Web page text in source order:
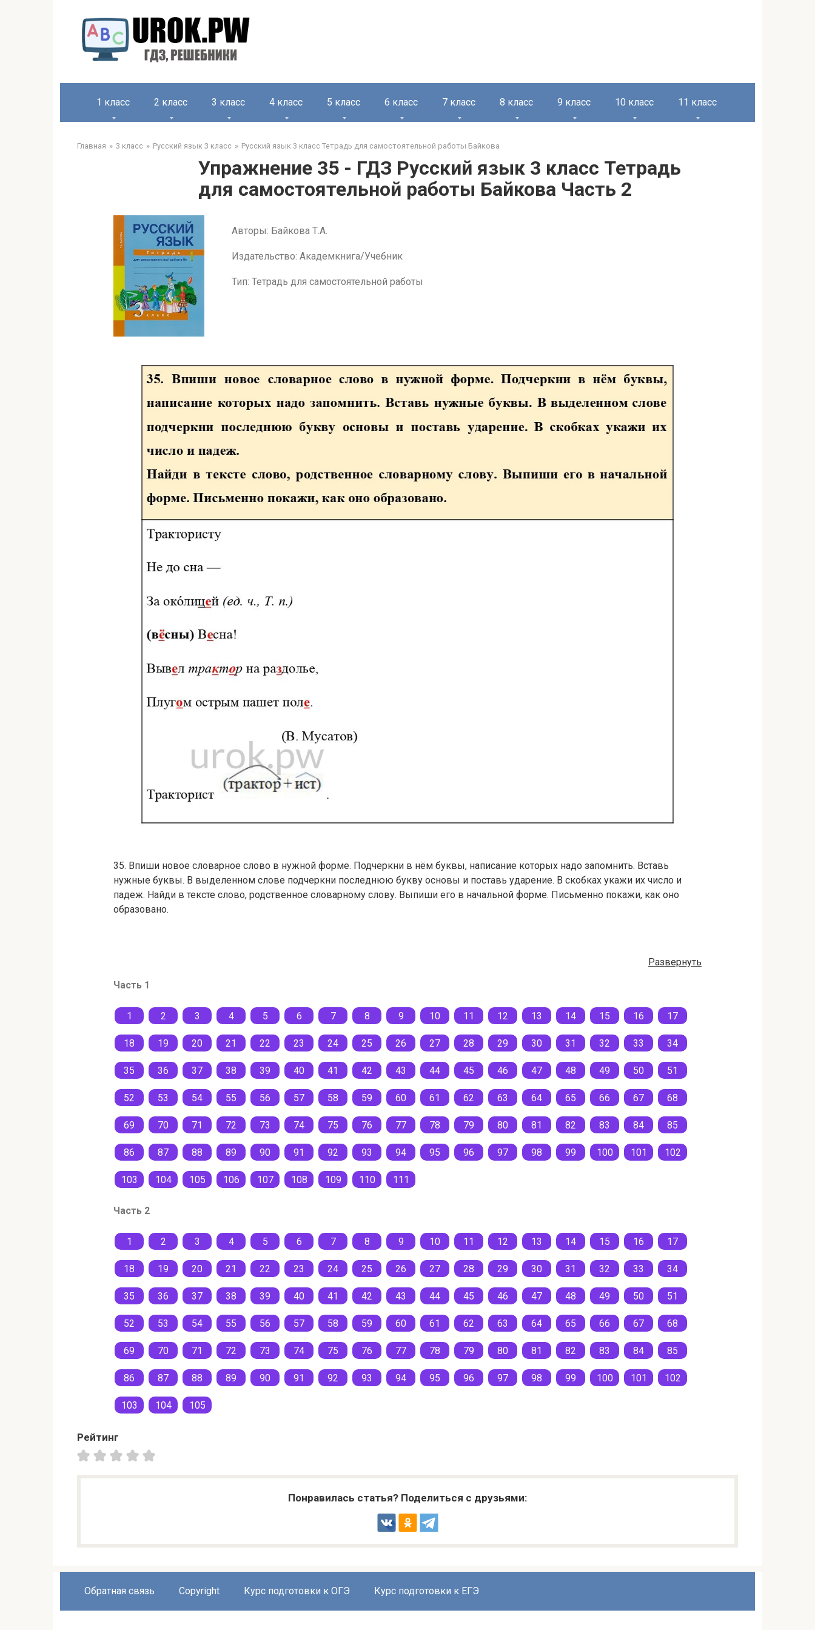
1 класс 2 класс 3 класс 4 класс 5 класс 6 класс 7 класс 8 класс 9 класс 10 класс 11 класс
Главная 3 класс Русский язык 3 класс Русский язык 3 класс Тетрадь для самостоятельной работы Байкова
Упражнение 35 - ГДЗ Русский язык 3 класс Тетрадь
для самостоятельной работы Байкова Часть 2
Авторы: Байкова Т.А.
Издательство: Академкнига/Учебник
Тип: Тетрадь для самостоятельной работы
35. Впиши новое словарное слово в нужной форме. Подчеркни в нём буквы, написание которых надо запомнить. Вставь
нужные буквы. В выделенном слове подчеркни последнюю букву основы и поставь ударение. В скобках укажи их число и
падеж. Найди в тексте слово, родственное словарному слову. Выпиши его в начальной форме. Письменно покажи, как оно
образовано.
Развернуть
Часть 1
1 2 3 4 5 6 7 8 9 10 11 12 13 14 15 16 17
18 19 20 21 22 23 24 25 26 27 28 29 30 31 32 33 34
35 36 37 38 39 40 41 42 43 44 45 46 47 48 49 50 51
52 53 54 55 56 57 58 59 60 61 62 63 64 65 66 67 68
69 70 71 72 73 74 75 76 77 78 79 80 81 82 83 84 85
86 87 88 89 90 91 92 93 94 95 96 97 98 99 100 101 102
103 104 105 106 107 108 109 110 111
Часть 2
1 2 3 4 5 6 7 8 9 10 11 12 13 14 15 16 17
18 19 20 21 22 23 24 25 26 27 28 29 30 31 32 33 34
35 36 37 38 39 40 41 42 43 44 45 46 47 48 49 50 51
52 53 54 55 56 57 58 59 60 61 62 63 64 65 66 67 68
69 70 71 72 73 74 75 76 77 78 79 80 81 82 83 84 85
86 87 88 89 90 91 92 93 94 95 96 97 98 99 100 101 102
103 104 105
Рейтинг
Понравилась статья? Поделиться с друзьями:
Обратная связь Copyright Курс подготовки к ОГЭ Курс подготовки к ЕГЭ